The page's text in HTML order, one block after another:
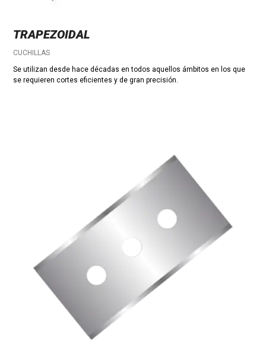
TRAPEZOIDAL
CUCHILLAS
Se utilizan desde hace décadas en todos aquellos ámbitos en los que
se requieren cortes eficientes y de gran precisión.